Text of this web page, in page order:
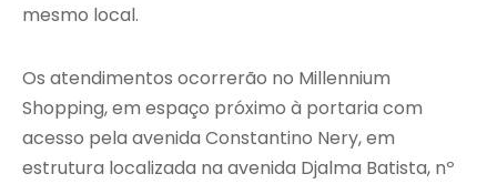
mesmo local.
Os atendimentos ocorrerão no Millennium
Shopping, em espaço próximo à portaria com
acesso pela avenida Constantino Nery, em
estrutura localizada na avenida Djalma Batista, nº